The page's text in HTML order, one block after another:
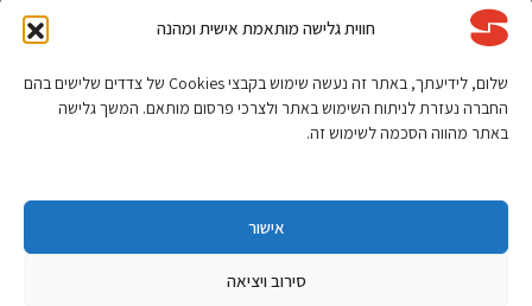
חווית גלישה מותאמת אישית ומהנה
שלום, לידיעתך, באתר זה נעשה שימוש בקבצי Cookies של צדדים שלישים בהם
החברה נעזרת לניתוח השימוש באתר ולצרכי פרסום מותאם. המשך גלישה
באתר מהווה הסכמה לשימוש זה.
אישור
סירוב ויציאה
ביטול עסקה
הצהרת נגישות